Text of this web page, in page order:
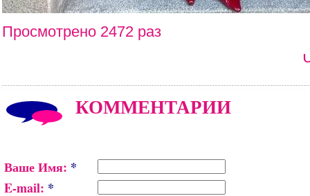
Просмотрено 2472 раз
КОММЕНТАРИИ
Ваше Имя: *
E-mail: *